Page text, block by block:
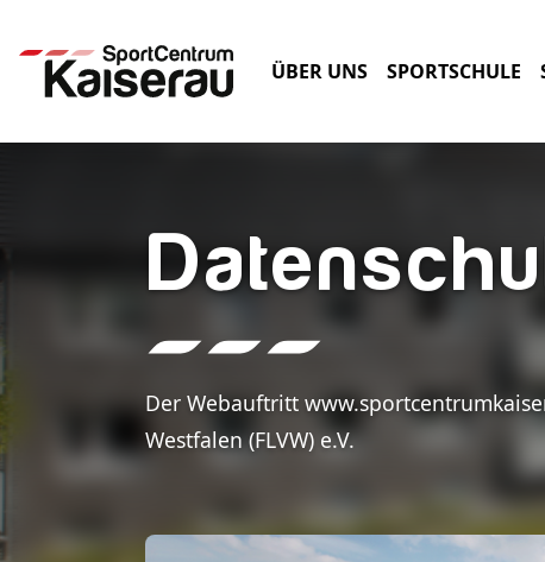
ÜBER UNS SPORTSCHULE
Der Webauftritt
Westfalen (FLVW) e.V.